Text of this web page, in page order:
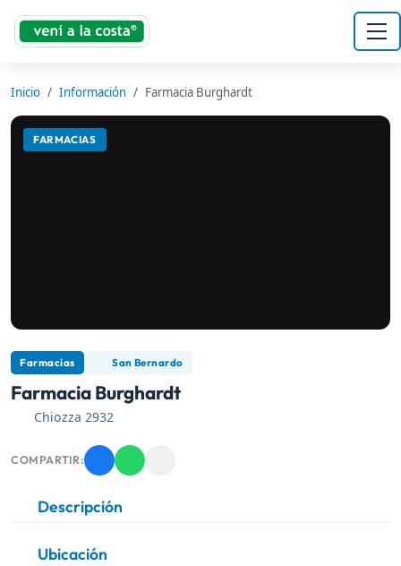
Inicio Información Farmacia Burghardt
FARMACIAS
Farmacias San Bernardo
Farmacia Burghardt
Chiozza 2932
COMPARTIR:
Descripción
Ubicación